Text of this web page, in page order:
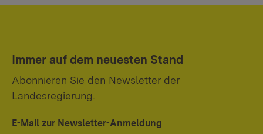
Immer auf dem neuesten Stand
Abonnieren Sie den Newsletter der
Landesregierung.
E-Mail zur Newsletter-Anmeldung